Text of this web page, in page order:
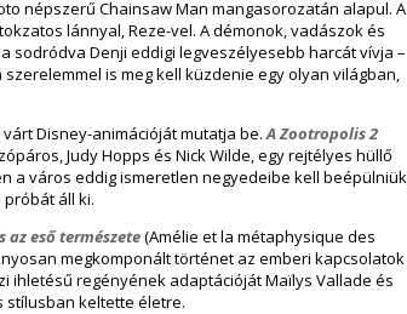
népszerű Chainsaw Man mangasorozatán alapul. A
lánnyal, Reze-vel. A démonok, vadászok és
sodródva Denji eddigi legveszélyesebb harcát vívja –
is meg kell küzdenie egy olyan világban,
Disney-animációját mutatja be. AZootropolis 2
Judy Hopps és Nick Wilde , egy rejtélyes hüllő
a város eddig ismeretlen negyedeibe kell beépülniük,
áll ki.
az eső természete(Amélie et la métaphysique des
megkomponált történet az emberi kapcsolatok
ihletésű regényének adaptációjátMaïlys Vallade és
stílusban keltette életre.